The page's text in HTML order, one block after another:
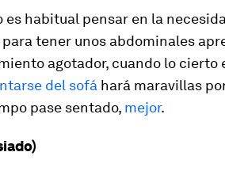
es habitual pensar en la
tener unos abdominales
agotador, cuando lo cierto
del sofá hará maravillas
pase sentado, mejor.